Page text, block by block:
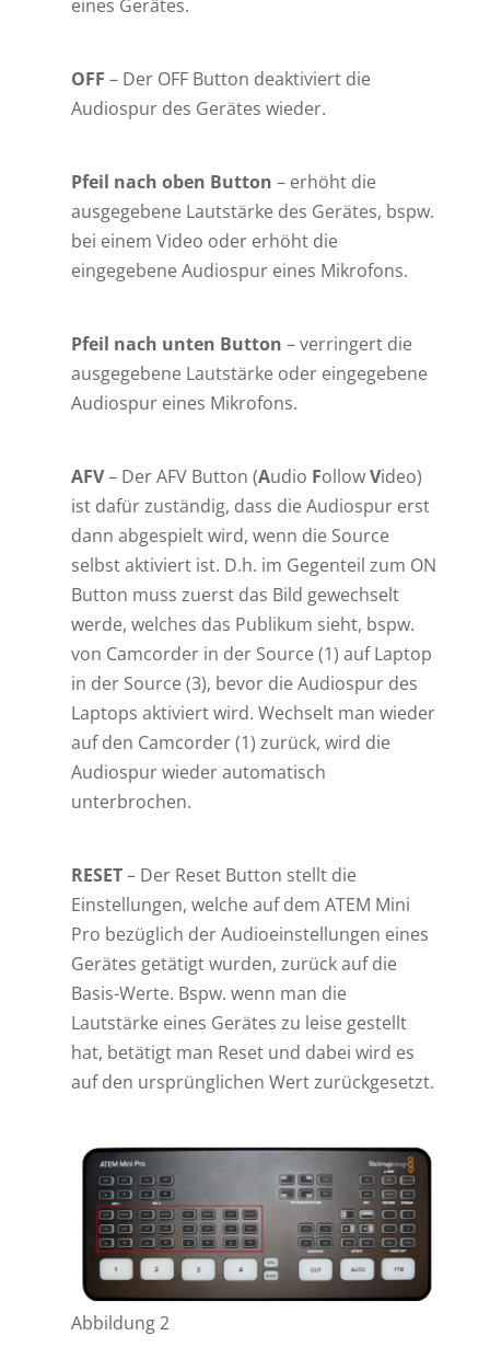
eines Gerätes.
OFF – Der OFF Button deaktiviert die
Audiospur des Gerätes wieder.
Pfeil nach oben Button – erhöht die
ausgegebene Lautstärke des Gerätes, bspw.
bei einem Video oder erhöht die
eingegebene Audiospur eines Mikrofons.
Pfeil nach unten Button – verringert die
ausgegebene Lautstärke oder eingegebene
Audiospur eines Mikrofons.
AFV– Der AFV Button (Audio FollowVideo)
ist dafür zuständig, dass die Audiospur erst
dann abgespielt wird, wenn die Source
selbst aktiviert ist. D.h. im Gegenteil zum ON
Button muss zuerst das Bild gewechselt
werde, welches das Publikum sieht, bspw.
von Camcorder in der Source (1) auf Laptop
in der Source (3), bevor die Audiospur des
Laptops aktiviert wird. Wechselt man wieder
auf den Camcorder (1) zurück, wird die
Audiospur wieder automatisch
unterbrochen.
RESET– Der Reset Button stellt die
Einstellungen, welche auf dem ATEM Mini
Pro bezüglich der Audioeinstellungen eines
Gerätes getätigt wurden, zurück auf die
Basis-Werte. Bspw. wenn man die
Lautstärke eines Gerätes zu leise gestellt
hat, betätigt man Reset und dabei wird es
auf den ursprünglichen Wert zurückgesetzt.
Abbildung 2